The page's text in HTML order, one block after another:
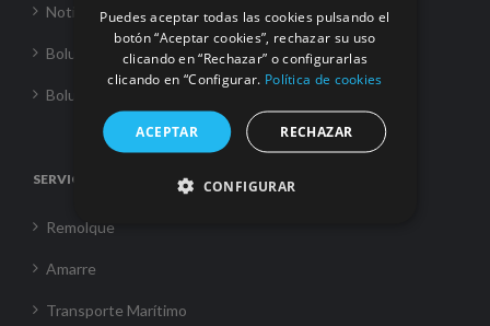
Noticias
Boluda Towage
Boluda Shipping
SERVICIOS
Remolque
Amarre
Transporte Marítimo
Puedes aceptar todas las cookies pulsando el
botón “Aceptar cookies”, rechazar su uso
clicando en “Rechazar” o configurarlas
clicando en “Configurar. Política de cookies
ACEPTAR RECHAZAR
CONFIGURAR